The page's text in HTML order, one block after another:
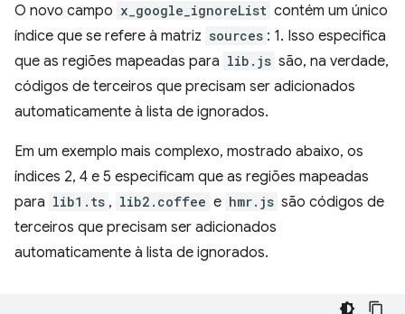
O novo campo x_google_ignoreList contém um único
índice que se refere à matriz sources : 1. Isso especifica
que as regiões mapeadas para lib.js são, na verdade,
códigos de terceiros que precisam ser adicionados
automaticamente à lista de ignorados.
Em um exemplo mais complexo, mostrado abaixo, os
índices 2, 4 e 5 especificam que as regiões mapeadas
para lib1.ts , lib2.coffee e hmr.js são códigos de
terceiros que precisam ser adicionados
automaticamente à lista de ignorados.